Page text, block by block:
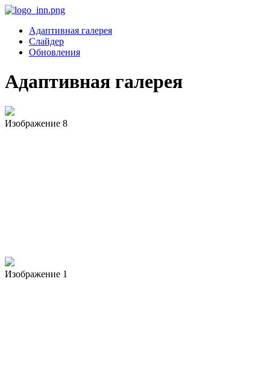
Адаптивная галерея
Слайдер
Обновления
Адаптивная галерея
Изображение 8
Изображение 1